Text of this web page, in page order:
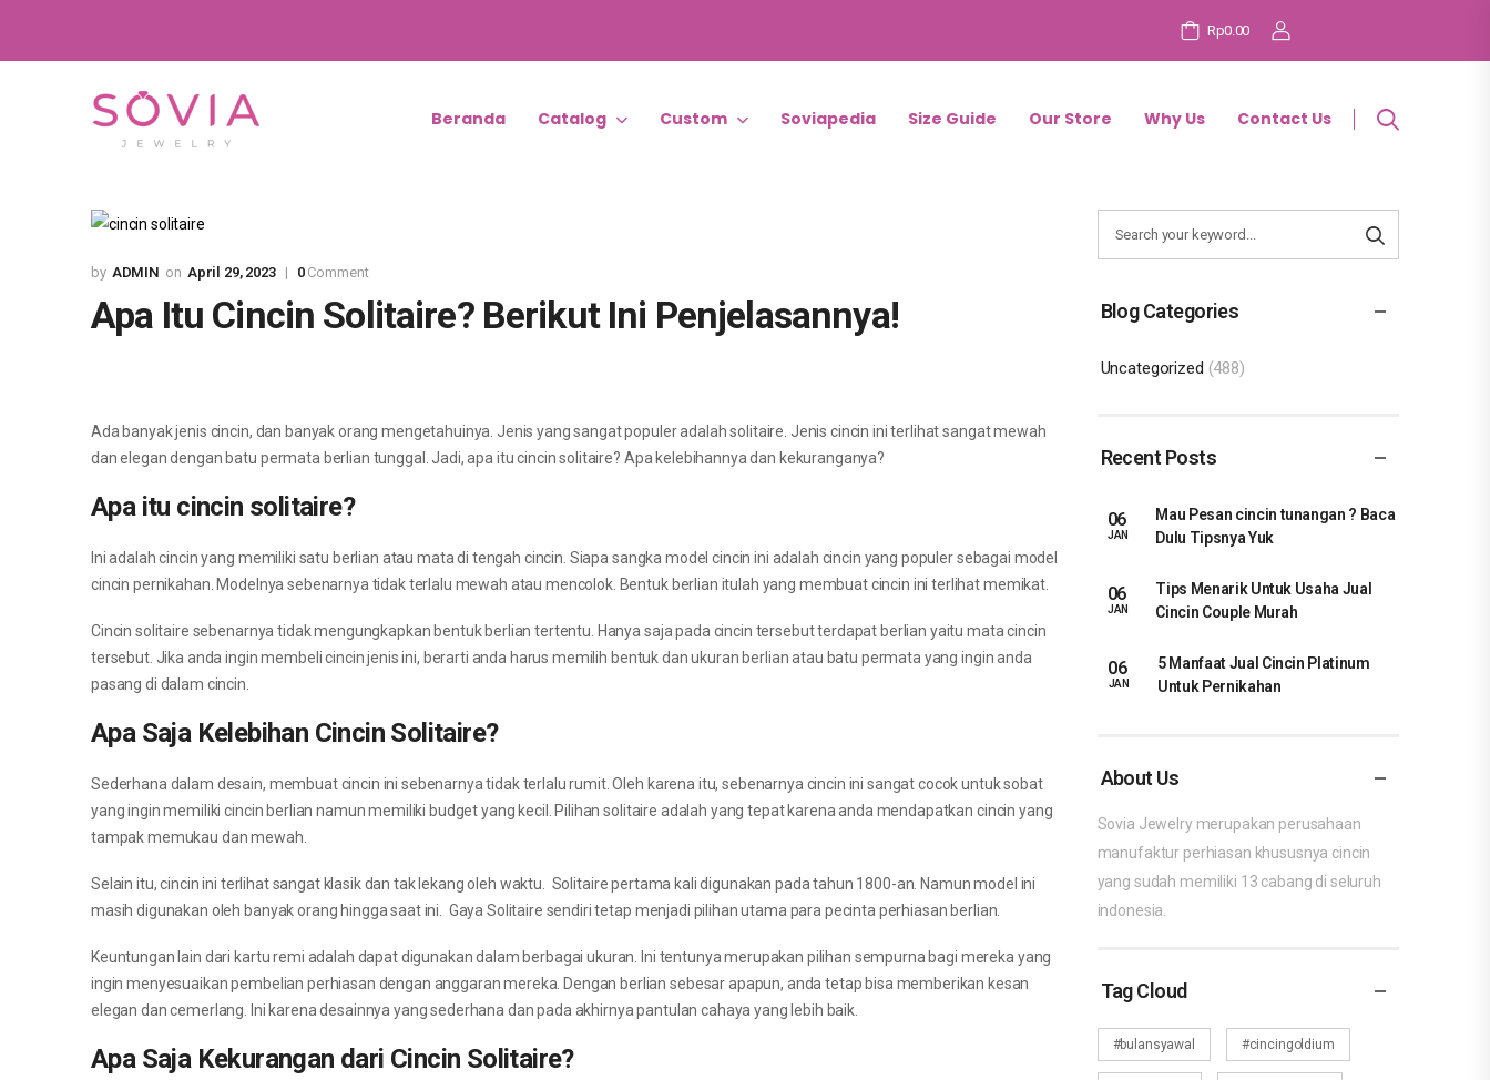
Rp0.00
Beranda Catalog Custom Soviapedia Size Guide Our Store Why Us Contact Us
ADMIN April 29, 2023 0Comment
Apa Itu Cincin Solitaire? Berikut Ini Penjelasannya!
Ada banyak jenis cincin, dan banyak orang mengetahuinya. Jenis yang sangat populer adalah solitaire. Jenis cincin ini terlihat sangat mewah
dan elegan dengan batu permata berlian tunggal. Jadi, apa itu cincin solitaire? Apa kelebihannya dan kekuranganya?
Apa itu cincin solitaire?
Ini adalah cincin yang memiliki satu berlian atau mata di tengah cincin. Siapa sangka model cincin ini adalah cincin yang populer sebagai model
cincin pernikahan. Modelnya sebenarnya tidak terlalu mewah atau mencolok. Bentuk berlian itulah yang membuat cincin ini terlihat memikat.
Cincin solitaire sebenarnya tidak mengungkapkan bentuk berlian tertentu. Hanya saja pada cincin tersebut terdapat berlian yaitu mata cincin
tersebut. Jika anda ingin membeli cincin jenis ini, berarti anda harus memilih bentuk dan ukuran berlian atau batu permata yang ingin anda
pasang di dalam cincin.
Apa Saja Kelebihan Cincin Solitaire?
Sederhana dalam desain, membuat cincin ini sebenarnya tidak terlalu rumit. Oleh karena itu, sebenarnya cincin ini sangat cocok untuk sobat
yang ingin memiliki cincin berlian namun memiliki budget yang kecil. Pilihan solitaire adalah yang tepat karena anda mendapatkan cincin yang
tampak memukau dan mewah.
Selain itu, cincin ini terlihat sangat klasik dan tak lekang oleh waktu. Solitaire pertama kali digunakan pada tahun 1800-an. Namun model ini
masih digunakan oleh banyak orang hingga saat ini. Gaya Solitaire sendiri tetap menjadi pilihan utama para pecinta perhiasan berlian.
Keuntungan lain dari kartu remi adalah dapat digunakan dalam berbagai ukuran. Ini tentunya merupakan pilihan sempurna bagi mereka yang
ingin menyesuaikan pembelian perhiasan dengan anggaran mereka. Dengan berlian sebesar apapun, anda tetap bisa memberikan kesan
elegan dan cemerlang. Ini karena desainnya yang sederhana dan pada akhirnya pantulan cahaya yang lebih baik.
Apa Saja Kekurangan dari Cincin Solitaire?
Blog Categories
Uncategorized (488)
Recent Posts
06
JAN
Mau Pesan cincin tunangan ? Baca
Dulu Tipsnya Yuk
06
JAN
Tips Menarik Untuk Usaha Jual
Cincin Couple Murah
06
JAN
5 Manfaat Jual Cincin Platinum
Untuk Pernikahan
About Us
Sovia Jewelry merupakan perusahaan
manufaktur perhiasan khususnya cincin
yang sudah memiliki 13 cabang di seluruh
indonesia.
Tag Cloud
#bulansyawal #cincingoldium